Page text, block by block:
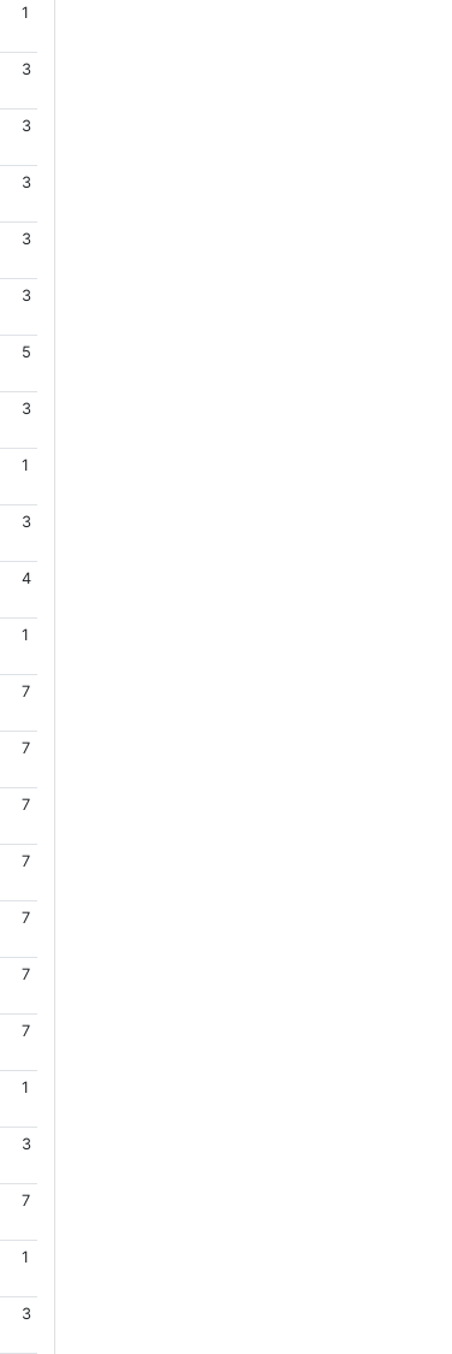
1
3
3
3
3
3
5
3
1
3
4
1
7
7
7
7
7
7
7
1
3
7
1
3